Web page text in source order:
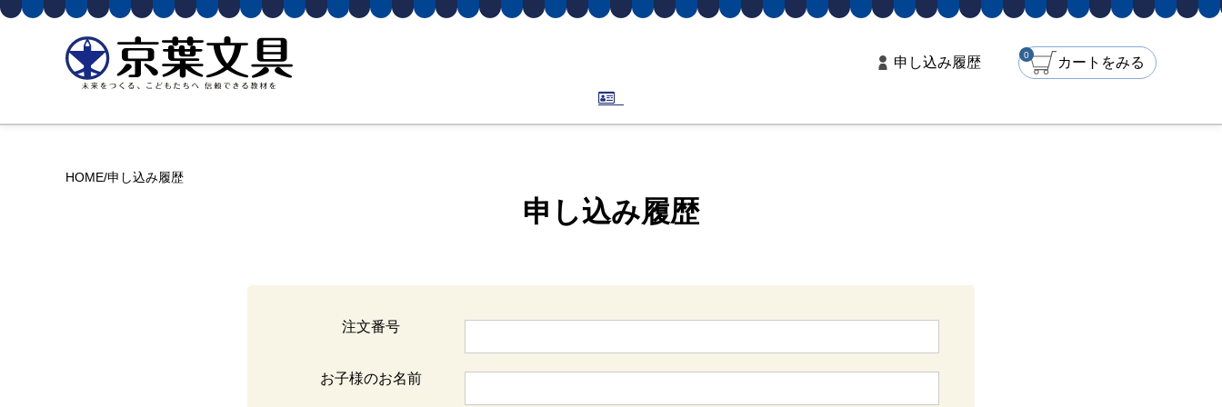
申し込み履歴 0 カート をみる
HOME 申し込み履歴
申し込み履歴
注文番号
お子様のお名前